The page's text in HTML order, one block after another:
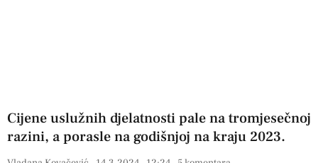
Cijene uslužnih djelatnosti pale na tromjesečnoj
razini, a porasle na godišnjoj na kraju 2023.